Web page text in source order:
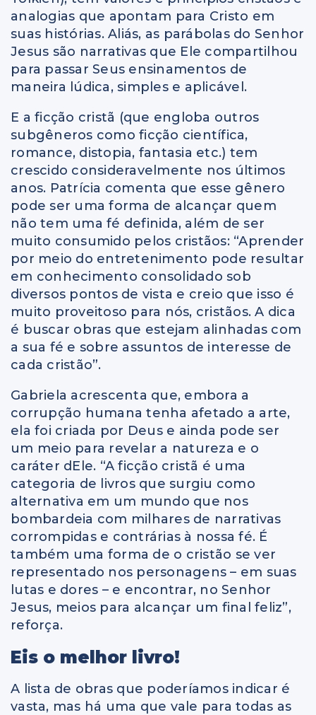
analogias que apontam para Cristo em
suas histórias. Aliás, as parábolas do Senhor
Jesus são narrativas que Ele compartilhou
para passar Seus ensinamentos de
maneira lúdica, simples e aplicável.
E a ficção cristã (que engloba outros
subgêneros como ficção científica,
romance, distopia, fantasia etc.) tem
crescido consideravelmente nos últimos
anos. Patrícia comenta que esse gênero
pode ser uma forma de alcançar quem
não tem uma fé definida, além de ser
muito consumido pelos cristãos: “Aprender
por meio do entretenimento pode resultar
em conhecimento consolidado sob
diversos pontos de vista e creio que isso é
muito proveitoso para nós, cristãos. A dica
é buscar obras que estejam alinhadas com
a sua fé e sobre assuntos de interesse de
cada cristão”.
Gabriela acrescenta que, embora a
corrupção humana tenha afetado a arte,
ela foi criada por Deus e ainda pode ser
um meio para revelar a natureza e o
caráter dEle. “A ficção cristã é uma
categoria de livros que surgiu como
alternativa em um mundo que nos
bombardeia com milhares de narrativas
corrompidas e contrárias à nossa fé. É
também uma forma de o cristão se ver
representado nos personagens – em suas
lutas e dores – e encontrar, no Senhor
Jesus, meios para alcançar um final feliz”,
reforça.
Eis o melhor livro!
A lista de obras que poderíamos indicar é
vasta, mas há uma que vale para todas as